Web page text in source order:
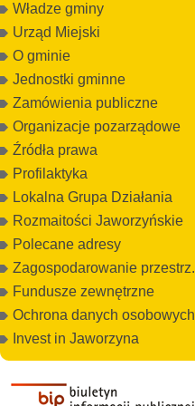
Władze gminy
Urząd Miejski
O gminie
Jednostki gminne
Zamówienia publiczne
Organizacje pozarządowe
Źródła prawa
Profilaktyka
Lokalna Grupa Działania
Rozmaitości Jaworzyńskie
Polecane adresy
Zagospodarowanie przestrz.
Fundusze zewnętrzne
Ochrona danych osobowych
Invest in Jaworzyna